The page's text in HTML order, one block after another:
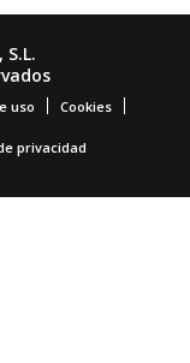
uso Cookies
privacidad